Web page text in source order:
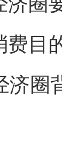
费目
济圈